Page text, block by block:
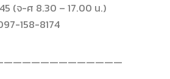
(จ-ศ 8.30 – 17.00 น.)
158-8174